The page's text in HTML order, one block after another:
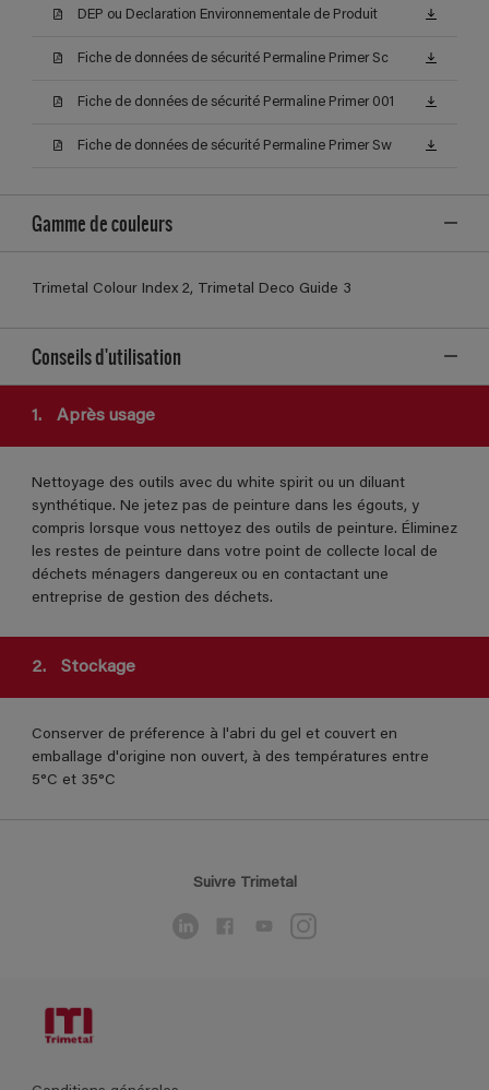
DEP ou Declaration Environnementale de Produit
Fiche de données de sécurité Permaline Primer Sc
Fiche de données de sécurité Permaline Primer 001
Fiche de données de sécurité Permaline Primer Sw
Gamme de couleurs
Trimetal Colour Index 2, Trimetal Deco Guide 3
Conseils d'utilisation
1. Après usage
Nettoyage des outils avec du white spirit ou un diluant
synthétique. Ne jetez pas de peinture dans les égouts, y
compris lorsque vous nettoyez des outils de peinture. Éliminez
les restes de peinture dans votre point de collecte local de
déchets ménagers dangereux ou en contactant une
entreprise de gestion des déchets.
2. Stockage
Conserver de préference à l'abri du gel et couvert en
emballage d'origine non ouvert, à des températures entre
5°C et 35°C
Suivre Trimetal